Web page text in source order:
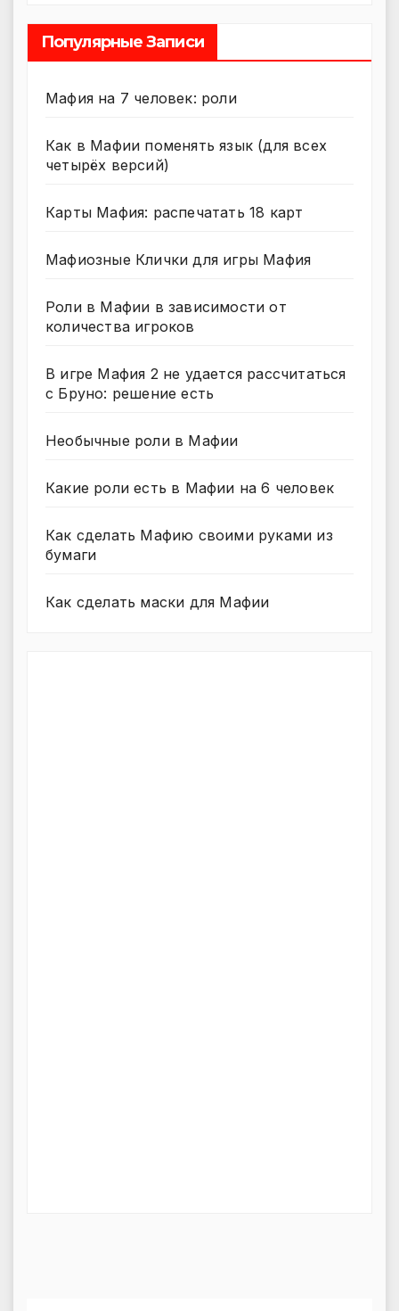
Популярные Записи
Мафия на 7 человек: роли
Как в Мафии поменять язык (для всех
четырёх версий)
Карты Мафия: распечатать 18 карт
Мафиозные Клички для игры Мафия
Роли в Мафии в зависимости от
количества игроков
В игре Мафия 2 не удается рассчитаться
с Бруно: решение есть
Необычные роли в Мафии
Какие роли есть в Мафии на 6 человек
Как сделать Мафию своими руками из
бумаги
Как сделать маски для Мафии